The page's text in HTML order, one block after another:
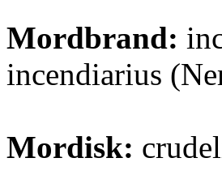
Mordbrand:
incendiarius
Mordisk: